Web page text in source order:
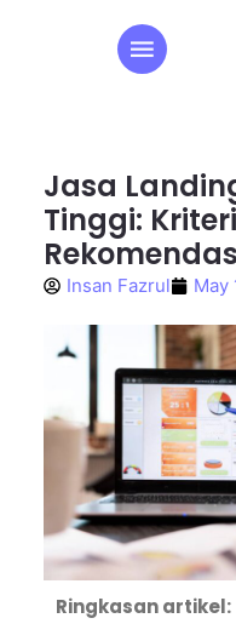
Jasa
Tinggi:
Insan Fazrul May
Ringkasan artikel: